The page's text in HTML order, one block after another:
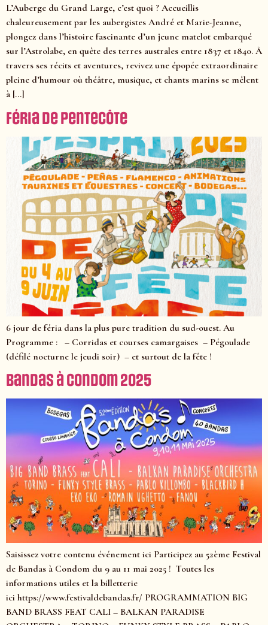
L’Auberge du Grand Large, c’est quoi ? Accueillis
chaleureusement par les aubergistes André et Marie-Jeanne,
plongez dans l’histoire fascinante d’un jeune matelot embarqué
sur l’Astrolabe, en quête des terres australes entre 1837 et 1840. À
travers ses récits et aventures, revivez une épopée extraordinaire
pleine d’humour où théâtre, musique, et chants marins se mêlent
à […]
Féria de Pentecôte
6 jour de féria dans la plus pure tradition du sud-ouest. Au
Programme : – Corridas et courses camargaises – Pégoulade
(défilé nocturne le jeudi soir) – et surtout de la fête !
Bandas à Condom 2025
Saisissez votre contenu événement ici Participez au 52ème Festival
de Bandas à Condom du 9 au 11 mai 2025 ! Toutes les
informations utiles et la billetterie
ici https://www.festivaldebandas.fr/ PROGRAMMATION BIG
BAND BRASS FEAT CALI – BALKAN PARADISE